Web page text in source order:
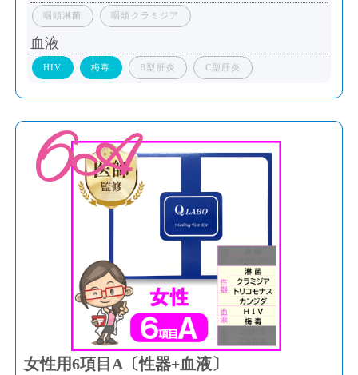
咽頭淋菌 咽頭クラミジア
血液
HIV 梅毒 B型肝炎 C型肝炎
6A
女性用6項目A〔性器+血液〕